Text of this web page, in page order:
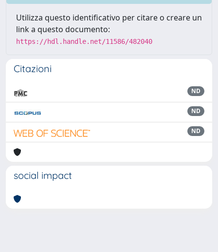
Utilizza questo identificativo per citare o creare un
link a questo documento:
https://hdl.handle.net/11586/482040
Citazioni
ND
ND
ND
social impact